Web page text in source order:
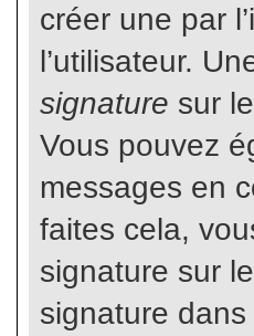
créer une par
l’utilisateur.
signature sur
Vous pouvez
messages en
faites cela,
signature sur
signature